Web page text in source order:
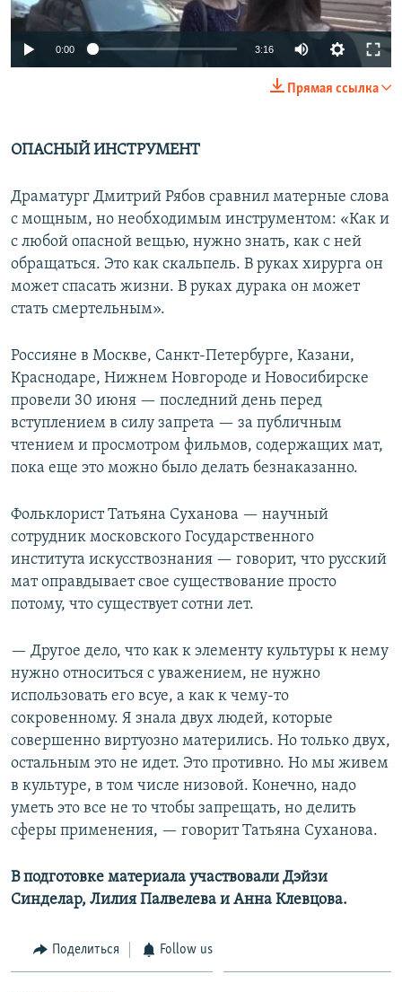
0:00 3:16
Прямая ссылка
ОПАСНЫЙ ИНСТРУМЕНТ
Драматург Дмитрий Рябов сравнил матерные слова
с мощным, но необходимым инструментом: «Как и
с любой опасной вещью, нужно знать, как с ней
обращаться. Это как скальпель. В руках хирурга он
может спасать жизни. В руках дурака он может
стать смертельным».
Россияне в Москве, Санкт-Петербурге, Казани,
Краснодаре, Нижнем Новгороде и Новосибирске
провели 30 июня — последний день перед
вступлением в силу запрета — за публичным
чтением и просмотром фильмов, содержащих мат,
пока еще это можно было делать безнаказанно.
Фольклорист Татьяна Суханова — научный
сотрудник московского Государственного
института искусствознания — говорит, что русский
мат оправдывает свое существование просто
потому, что существует сотни лет.
— Другое дело, что как к элементу культуры к нему
нужно относиться с уважением, не нужно
использовать его всуе, а как к чему-то
сокровенному. Я знала двух людей, которые
совершенно виртуозно матерились. Но только двух,
остальным это не идет. Это противно. Но мы живем
в культуре, в том числе низовой. Конечно, надо
уметь это все не то чтобы запрещать, но делить
сферы применения, — говорит Татьяна Суханова.
В подготовке материала участвовали Дэйзи
Синделар, Лилия Палвелева и Анна Клевцова.
Поделиться Follow us